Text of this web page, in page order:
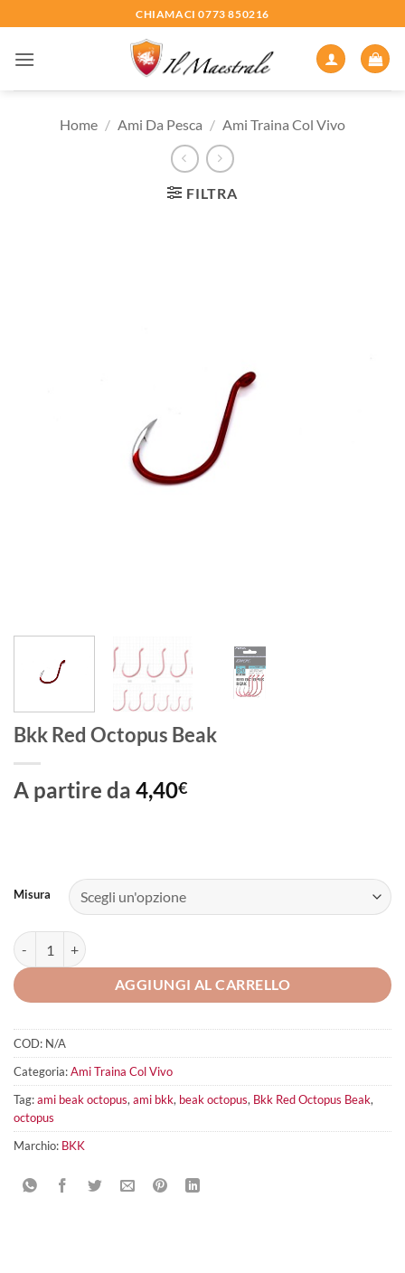
ai
contenuti
CHIAMACI 0773 850216
Home / Ami Da Pesca / Ami Traina Col Vivo
FILTRA
Bkk Red Octopus Beak
A partire da 4,40€
Misura
Bkk Red Octopus Beak quantità
AGGIUNGI AL CARRELLO
COD: N/A
Categoria:Ami Traina Col Vivo
Tag:ami beak octopus, ami bkk, beak octopus, Bkk Red Octopus Beak,
octopus
Marchio: BKK